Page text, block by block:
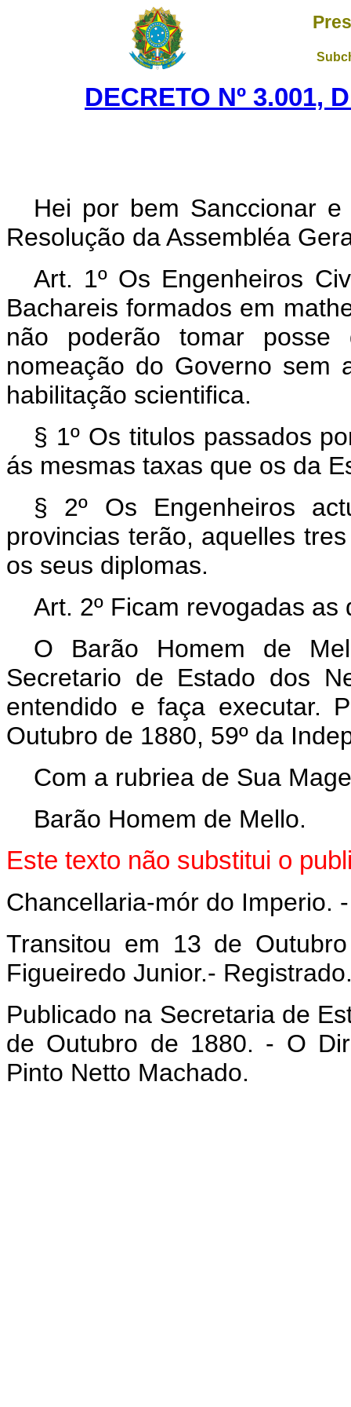
DECRETO Nº 3.001,
Hei por bem Sanccionar
Resolução da Assembléa
Art. 1º Os Engenheiros
Bachareis formados em
não poderão tomar posse
nomeação do Governo sem
habilitação scientifica.
§ 1º Os titulos passados
ás mesmas taxas que os da
§ 2º Os Engenheiros
provincias terão, aquelles
os seus diplomas.
Art. 2º Ficam revogadas
O Barão Homem de
Secretario de Estado dos
entendido e faça executar.
Outubro de 1880, 59º da
Com a rubriea de Sua
Barão Homem de Mello.
Este texto não substitui o
Chancellaria-mór do Imperio.
Transitou em 13 de
Figueiredo Junior.-
Publicado na Secretaria de
de Outubro de 1880. - O
Pinto Netto Machado.